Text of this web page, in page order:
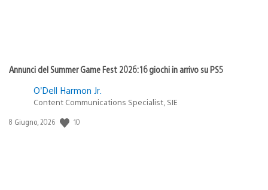
Annunci del Summer Game Fest 2026: 16 giochi in arrivo su PS5
O’Dell Harmon Jr.
Content Communications Specialist, SIE
Data
8 Giugno, 2026 10